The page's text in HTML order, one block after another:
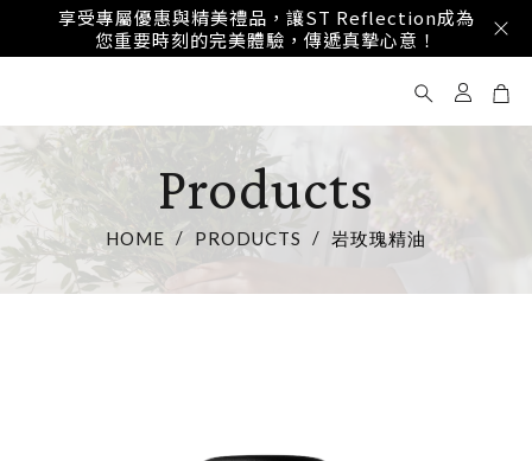
Products
HOME PRODUCTS 岩玫瑰精油
享受專屬優惠與精美禮品，讓ST Reflection成為
您重要時刻的完美體驗，傳遞真摯心意！